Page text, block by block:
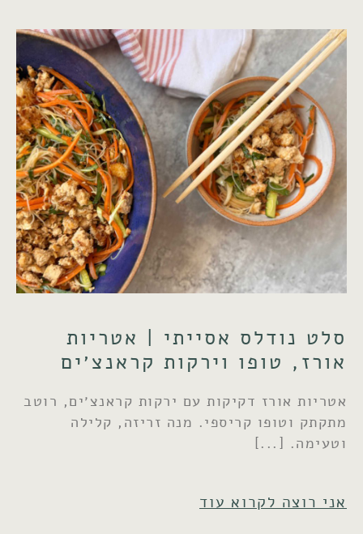
סלט נודלס אסייתי | אטריות
אורז, טופו וירקות קראנצ׳ים
אטריות אורז דקיקות עם ירקות קראנצ׳ים, רוטב
מתקתק וטופו קריספי. מנה זריזה, קלילה
וטעימה.
אני רוצה לקרוא עוד